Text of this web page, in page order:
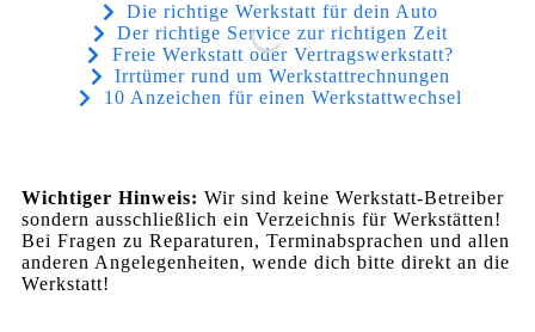
Die richtige Werkstatt für dein Auto
Der richtige Service zur richtigen Zeit
Freie Werkstatt oder Vertragswerkstatt?
Irrtümer rund um Werkstattrechnungen
10 Anzeichen für einen Werkstattwechsel
Wichtiger Hinweis: Wir sind keine Werkstatt-Betreiber
sondern ausschließlich ein Verzeichnis für Werkstätten!
Bei Fragen zu Reparaturen, Terminabsprachen und allen
anderen Angelegenheiten, wende dich bitte direkt an die
Werkstatt!